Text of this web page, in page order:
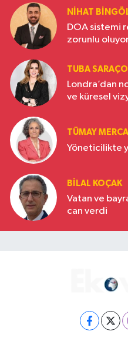
NIHAT
DOA sistemi
zorunlu
TUBA
Londra’dan
ve küresel
TÜMAY
Yöneticilikte
BILAL KOÇAK
Vatan ve
can verdi